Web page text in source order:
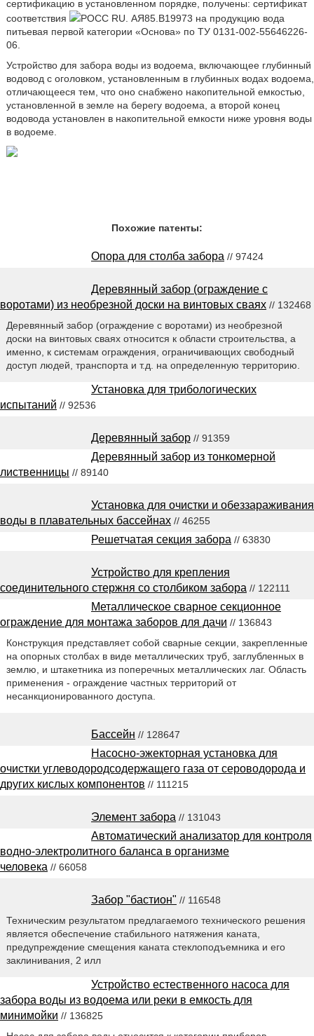
сертификацию в установленном порядке, получены: сертификат
соответствия
РОСС RU. АЯ85.В19973 на продукцию вода
питьевая первой категории «Основа» по ТУ 0131-002-55646226-
06.
Устройство для забора воды из водоема, включающее глубинный
водовод с оголовком, установленным в глубинных водах водоема,
отличающееся тем, что оно снабжено накопительной емкостью,
установленной в земле на берегу водоема, а второй конец
водовода установлен в накопительной емкости ниже уровня воды
в водоеме.
Похожие патенты:
Опора для столба забора // 97424
Деревянный забор (ограждение с
воротами) из необрезной доски на винтовых сваях // 132468
Деревянный забор (ограждение с воротами) из необрезной
доски на винтовых сваях относится к области строительства, а
именно, к системам ограждения, ограничивающих свободный
доступ людей, транспорта и т.д. на определенную территорию.
Установка для трибологических
испытаний // 92536
Деревянный забор // 91359
Деревянный забор из тонкомерной
лиственницы // 89140
Установка для очистки и обеззараживания
воды в плавательных бассейнах // 46255
Решетчатая секция забора // 63830
Устройство для крепления
соединительного стержня со столбиком забора // 122111
Металлическое сварное секционное
ограждение для монтажа заборов для дачи // 136843
Конструкция представляет собой сварные секции, закрепленные
на опорных столбах в виде металлических труб, заглубленных в
землю, и штакетника из поперечных металлических лаг. Область
применения - ограждение частных территорий от
несанкционированного доступа.
Бассейн // 128647
Насосно-эжекторная установка для
очистки углеводородсодержащего газа от сероводорода и
других кислых компонентов // 111215
Элемент забора // 131043
Автоматический анализатор для контроля
водно-электролитного баланса в организме
человека // 66058
Забор "бастион" // 116548
Техническим результатом предлагаемого технического решения
является обеспечение стабильного натяжения каната,
предупреждение смещения каната стеклоподъемника и его
заклинивания, 2 илл
Устройство естественного насоса для
забора воды из водоема или реки в емкость для
минимойки // 136825